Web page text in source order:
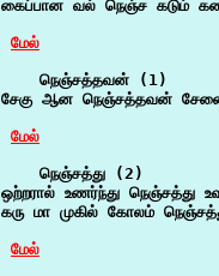
கைப்பான வல் நெஞ்ச கடும்
மேல்
    நெஞ்சத்தவன் (1)
சேகு ஆன நெஞ்சத்தவன்
மேல்
    நெஞ்சத்து (2)
ஒற்றரால் உணர்ந்து நெஞ்சத்து
கரு மா முகில் கோலம்
மேல்